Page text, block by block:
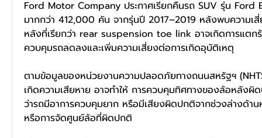
Ford Motor Company ประกาศเรียกคืนรถ SUV รุ่น Ford
มากกว่า 412,000 คัน จากรุ่นปี 2017–2019 หลังพบความเ
หลังที่เรียกว่า rear suspension toe link อาจเกิดการแตก
ควบคุมรถลดลงและเพิ่มความเสี่ยงต่อการเกิดอุบัติเหตุ
ตามข้อมูลของหน่วยงานความปลอดภัยทางถนนสหรัฐฯ
เกิดความเสียหาย อาจทำให้ การควบคุมทิศทางของล้อหลัง
ว่ารถมีอาการควบคุมยาก หรือมีเสียงผิดปกติจากช่วงล่างด้าน
หรือการจัดศูนย์ล้อที่ผิดปกติ